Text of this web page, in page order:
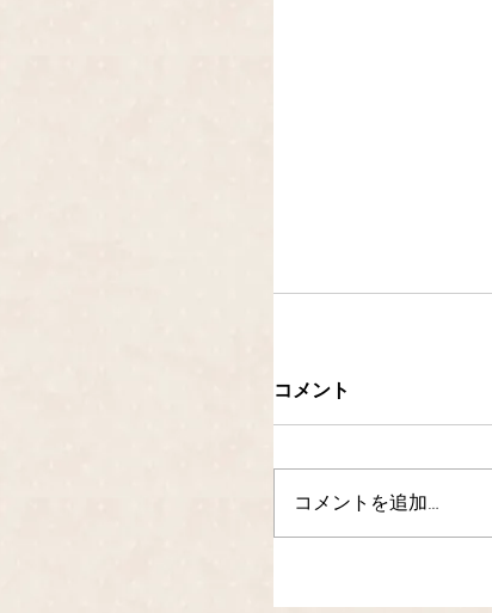
コメント
コメントを追加…